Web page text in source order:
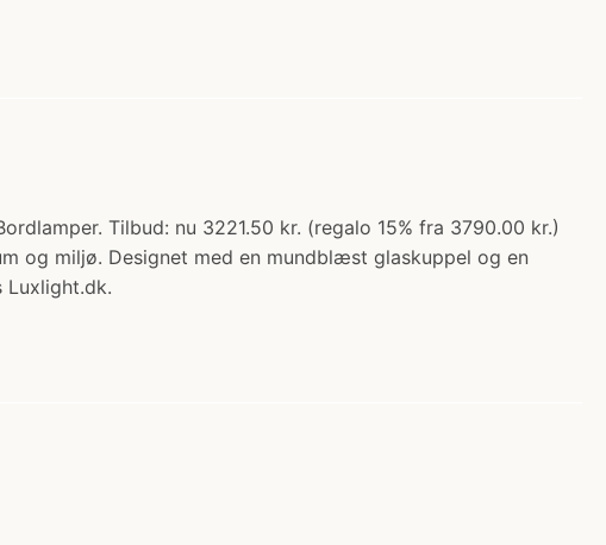
Tilbud: nu 3221.50 kr. (regalo 15% fra 3790.00 kr.)
og miljø. Designet med en mundblæst glaskuppel og en
Luxlight.dk.